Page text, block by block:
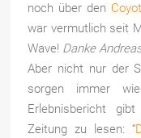
noch über den
war vermutlich seit
Wave! Danke
Aber nicht nur der
sorgen immer
Erlebnisbericht
Zeitung zu lesen: “